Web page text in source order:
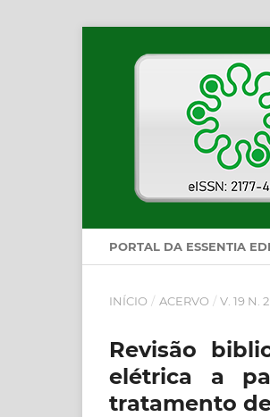
PORTAL DA ESSENTIA
INÍCIO / ACERVO / V. 19 N.
Revisão
elétrica a
tratamento